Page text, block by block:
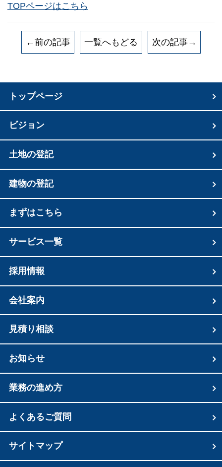
TOPページはこちら
←前の記事 一覧へもどる 次の記事→
トップページ
ビジョン
土地の登記
建物の登記
まずはこちら
サービス一覧
採用情報
会社案内
見積り相談
お知らせ
業務の進め方
よくあるご質問
サイトマップ